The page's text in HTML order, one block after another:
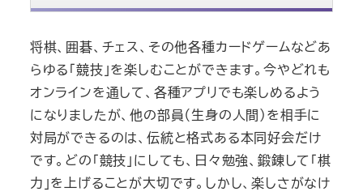
将棋、囲碁、チェス、その他各種カードゲームなどあ
らゆる「競技」を楽しむことができます。今やどれも
オンラインを通して、各種アプリでも楽しめるよう
になりましたが、他の部員（生身の人間）を相手に
対局ができるのは、伝統と格式ある本同好会だけ
です。どの「競技」にしても、日々勉強、鍛錬して「棋
力」を上げることが大切です。しかし、楽しさがなけ